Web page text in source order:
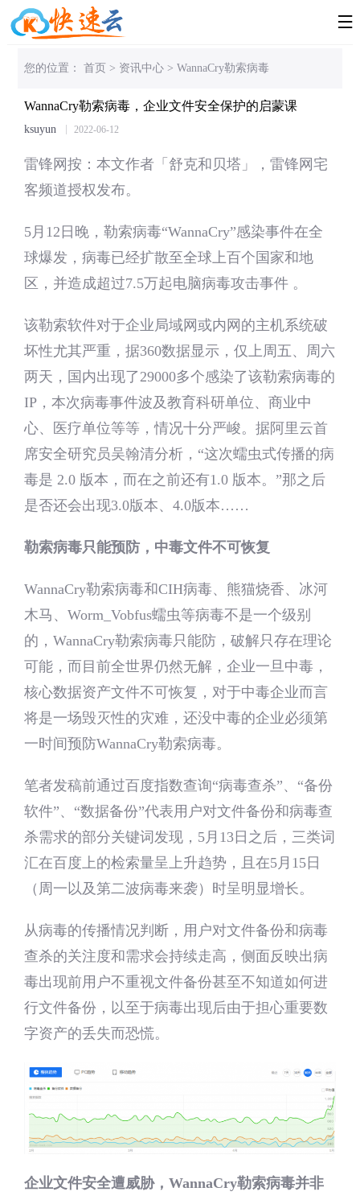

您的位置：首页 > 资讯中心 >WannaCry勒索病毒，企业文件安全
WannaCry勒索病毒，企业文件安全保护的启蒙课
ksuyun 2022-06-12
雷锋网按：本文作者「舒克和贝塔」，雷锋网宅
客频道授权发布。
5月12日晚，勒索病毒“WannaCry”感染事件在全
球爆发，病毒已经扩散至全球上百个国家和地
区，并造成超过7.5万起电脑病毒攻击事件 。
该勒索软件对于企业局域网或内网的主机系统破
坏性尤其严重，据360数据显示，仅上周五、周六
两天，国内出现了29000多个感染了该勒索病毒的
IP，本次病毒事件波及教育科研单位、商业中
心、医疗单位等等，情况十分严峻。据阿里云首
席安全研究员吴翰清分析，“这次蠕虫式传播的病
毒是 2.0 版本，而在之前还有1.0 版本。”那之后
是否还会出现3.0版本、4.0版本……
勒索病毒只能预防，中毒文件不可恢复
WannaCry勒索病毒和CIH病毒、熊猫烧香、冰河
木马、Worm_Vobfus蠕虫等病毒不是一个级别
的，WannaCry勒索病毒只能防，破解只存在理论
可能，而目前全世界仍然无解，企业一旦中毒，
核心数据资产文件不可恢复，对于中毒企业而言
将是一场毁灭性的灾难，还没中毒的企业必须第
一时间预防WannaCry勒索病毒。
笔者发稿前通过百度指数查询“病毒查杀”、“备份
软件”、“数据备份”代表用户对文件备份和病毒查
杀需求的部分关键词发现，5月13日之后，三类词
汇在百度上的检索量呈上升趋势，且在5月15日
（周一以及第二波病毒来袭）时呈明显增长。
从病毒的传播情况判断，用户对文件备份和病毒
查杀的关注度和需求会持续走高，侧面反映出病
毒出现前用户不重视文件备份甚至不知道如何进
行文件备份，以至于病毒出现后由于担心重要数
字资产的丢失而恐慌。
企业文件安全遭威胁，WannaCry勒索病毒并非